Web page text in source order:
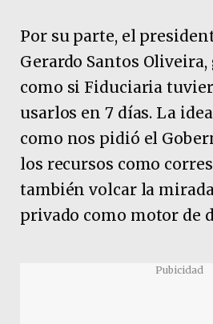
Por su parte, el
Gerardo Santos Oliveira,
como si Fiduciaria
usarlos en 7 días. La
como nos pidió el
los recursos como
también volcar la
privado como motor de
Pubicidad